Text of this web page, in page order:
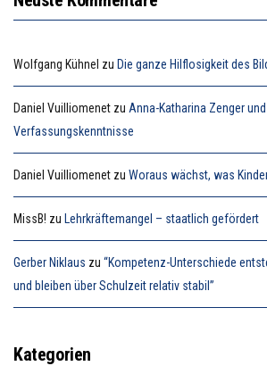
Wolfgang Kühnel zu Die ganze Hilflosigkeit des
Daniel Vuilliomenet zu Anna-Katharina Zenger
Verfassungskenntnisse
Daniel Vuilliomenet zu Woraus wächst, was
MissB! zu Lehrkräftemangel – staatlich gefördert
Gerber Niklaus zu “Kompetenz-Unterschiede
und bleiben über Schulzeit relativ stabil”
Kategorien